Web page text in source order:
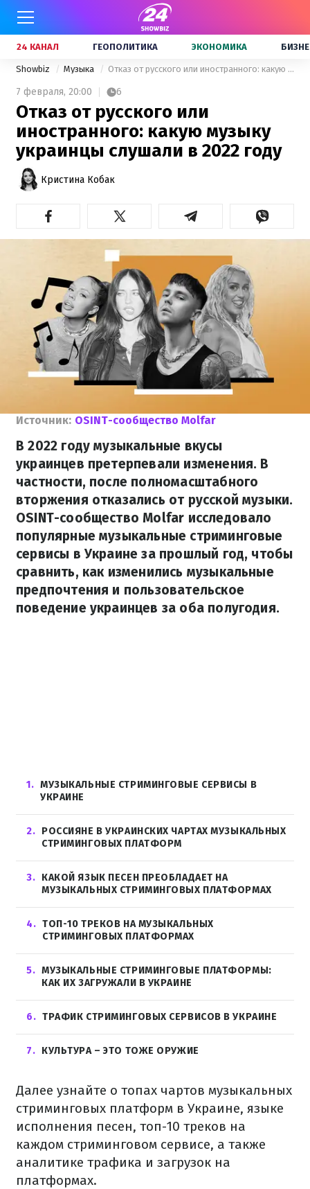
24 КАНАЛ ГЕОПОЛИТИКА ЭКОНОМИКА
Showbiz Музыка Отказ от русского или иностранного: какую музыку украинцы слушали в 2022 году
7 февраля, 20:00 6
Отказ от русского или
иностранного: какую музыку
украинцы слушали в 2022 году
Кристина Кобак
Источник: OSINT-сообщество Molfar
В 2022 году музыкальные вкусы
украинцев претерпевали изменения. В
частности, после полномасштабного
вторжения отказались от русской музыки.
OSINT-сообщество Molfar исследовало
популярные музыкальные стриминговые
сервисы в Украине за прошлый год, чтобы
сравнить, как изменились музыкальные
предпочтения и пользовательское
поведение украинцев за оба полугодия.
1
МУЗЫКАЛЬНЫЕ СТРИМИНГОВЫЕ СЕРВИСЫ В
УКРАИНЕ
2
РОССИЯНЕ В УКРАИНСКИХ ЧАРТАХ МУЗЫКАЛЬНЫХ
СТРИМИНГОВЫХ ПЛАТФОРМ
3
КАКОЙ ЯЗЫК ПЕСЕН ПРЕОБЛАДАЕТ НА
МУЗЫКАЛЬНЫХ СТРИМИНГОВЫХ ПЛАТФОРМАХ
4
ТОП-10 ТРЕКОВ НА МУЗЫКАЛЬНЫХ
СТРИМИНГОВЫХ ПЛАТФОРМАХ
5
МУЗЫКАЛЬНЫЕ СТРИМИНГОВЫЕ ПЛАТФОРМЫ:
КАК ИХ ЗАГРУЖАЛИ В УКРАИНЕ
6 ТРАФИК СТРИМИНГОВЫХ СЕРВИСОВ В УКРАИНЕ
7 КУЛЬТУРА – ЭТО ТОЖЕ ОРУЖИЕ
Далее узнайте о топах чартов музыкальных
стриминговых платформ в Украине, языке
исполнения песен, топ-10 треков на
каждом стриминговом сервисе, а также
аналитике трафика и загрузок на
платформах.